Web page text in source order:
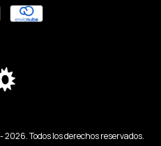
Todos los derechos reservados.